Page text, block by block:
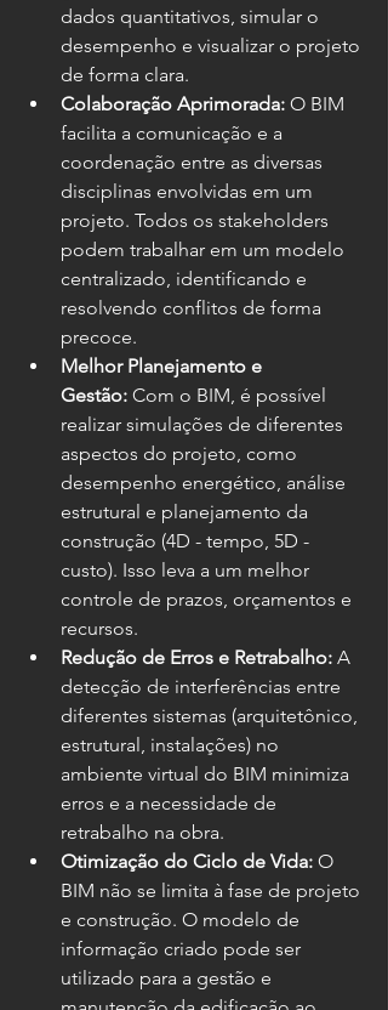
dados quantitativos, simular o
desempenho e visualizar o projeto
de forma clara.
Colaboração Aprimorada: O BIM
facilita a comunicação e a
coordenação entre as diversas
disciplinas envolvidas em um
projeto. Todos os stakeholders
podem trabalhar em um modelo
centralizado, identificando e
resolvendo conflitos de forma
precoce.
Melhor Planejamento e
Gestão: Com o BIM, é possível
realizar simulações de diferentes
aspectos do projeto, como
desempenho energético, análise
estrutural e planejamento da
construção (4D - tempo, 5D -
custo). Isso leva a um melhor
controle de prazos, orçamentos e
recursos.
Redução de Erros e Retrabalho: A
detecção de interferências entre
diferentes sistemas (arquitetônico,
estrutural, instalações) no
ambiente virtual do BIM minimiza
erros e a necessidade de
retrabalho na obra.
Otimização do Ciclo de Vida: O
BIM não se limita à fase de projeto
e construção. O modelo de
informação criado pode ser
utilizado para a gestão e